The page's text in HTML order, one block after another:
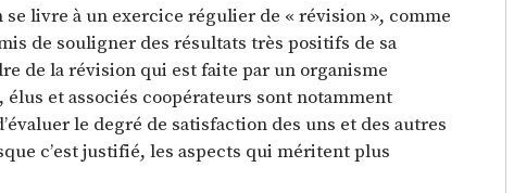
livre à un exercice régulier de « révision », comme
de souligner des résultats très positifs de sa
de la révision qui est faite par un organisme
et associés coopérateurs sont notamment
le degré de satisfaction des uns et des autres
c’est justifié, les aspects qui méritent plus